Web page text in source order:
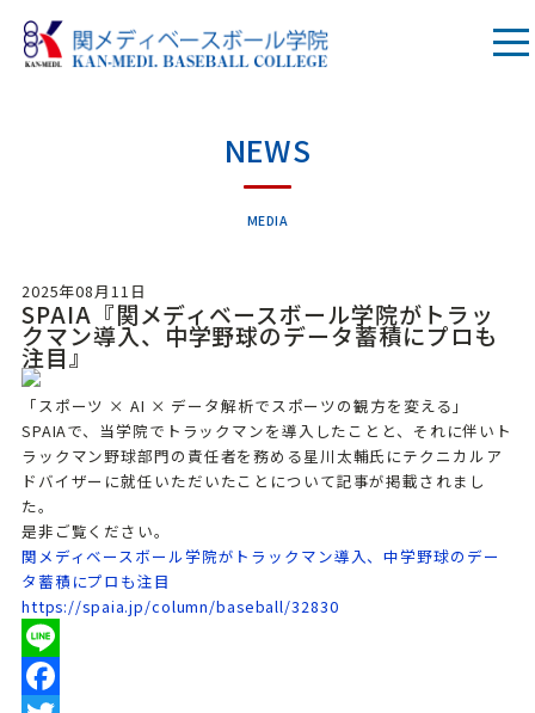
NEWS
MEDIA
2025年08月11日
SPAIA『関メディベースボール学院がトラッ
クマン導入、中学野球のデータ蓄積にプロも
注目』
「スポーツ × AI × データ解析でスポーツの観方を変える」
SPAIAで、当学院でトラックマンを導入したことと、それに伴いト
ラックマン野球部門の責任者を務める星川太輔氏にテクニカルア
ドバイザーに就任いただいたことについて記事が掲載されまし
た。
是非ご覧ください。
関メディベースボール学院がトラックマン導入、中学野球のデー
タ蓄積にプロも注目
https://spaia.jp/column/baseball/32830
Line